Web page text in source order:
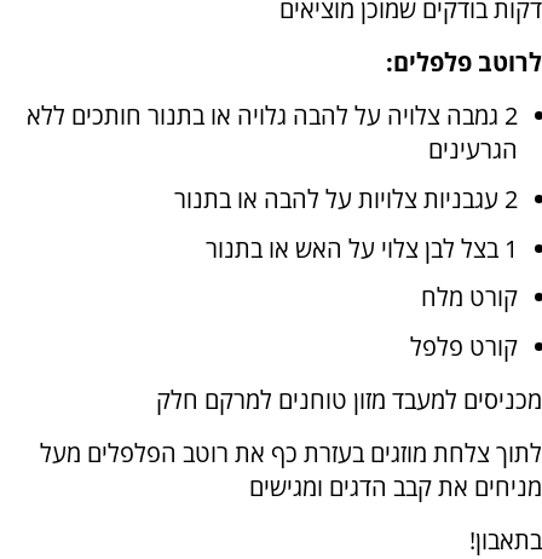
דקות בודקים שמוכן מוציאים
לרוטב פלפלים:
2 גמבה צלויה על להבה גלויה או בתנור חותכים ללא
הגרעינים
2 עגבניות צלויות על להבה או בתנור
1 בצל לבן צלוי על האש או בתנור
קורט מלח
קורט פלפל
מכניסים למעבד מזון טוחנים למרקם חלק
לתוך צלחת מוזגים בעזרת כף את רוטב הפלפלים מעל
מניחים את קבב הדגים ומגישים
בתאבון!